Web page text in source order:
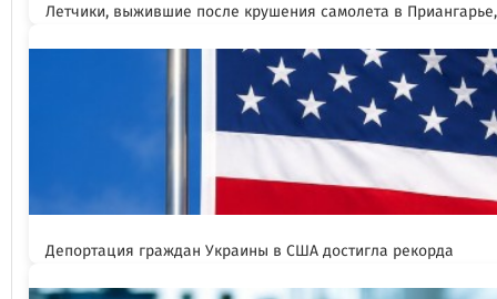
Летчики, выжившие после крушения самолета в
Депортация граждан Украины в США достигла рекорда